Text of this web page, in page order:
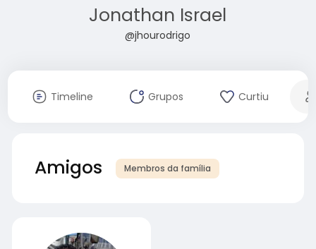
Jonathan Israel
@jhourodrigo
Timeline Grupos Curtiu
Amigos Membros da família